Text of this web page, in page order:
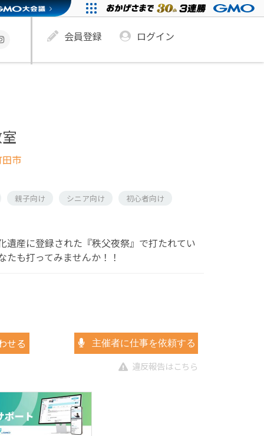
会員登録 ログイン
市
親子向け シニア向け 初心者向け
遺産に登録された『秩父夜祭』で打たれてい
たも打ってみませんか！！
せる 主催者に仕事を依頼する
違反報告はこちら